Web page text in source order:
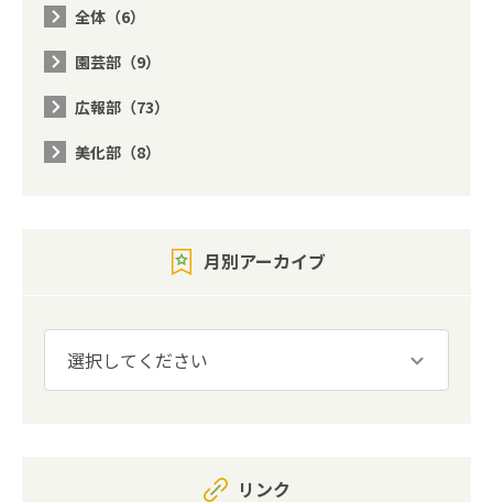
全体（6）
園芸部（9）
広報部（73）
美化部（8）
月別アーカイブ
リンク